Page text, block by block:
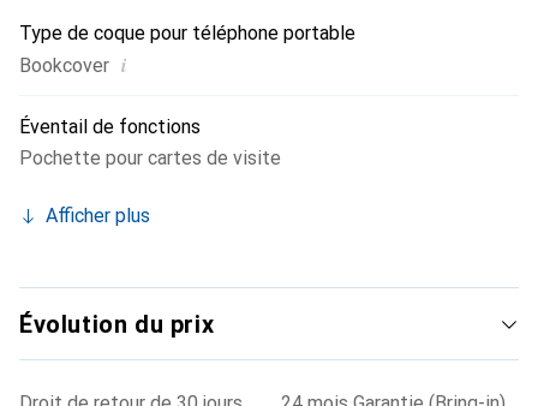
Type de coque pour téléphone portable
Bookcover i
Éventail de fonctions
Pochette pour cartes de visite
Afficher plus
Évolution du prix